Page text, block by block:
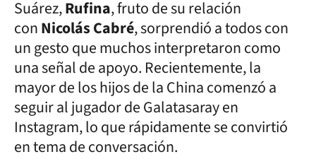
Suárez,Rufina, fruto de su relación
conNicolás Cabré, sorprendió a todos con
un gesto que muchos interpretaron como
una señal de apoyo. Recientemente, la
mayor de los hijos de la China comenzó a
seguir al jugador de Galatasaray en
Instagram, lo que rápidamente se convirtió
en tema de conversación.